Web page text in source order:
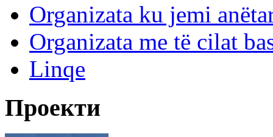
Organizata ku jemi
Organizata me të cilat
Linqe
Проекти